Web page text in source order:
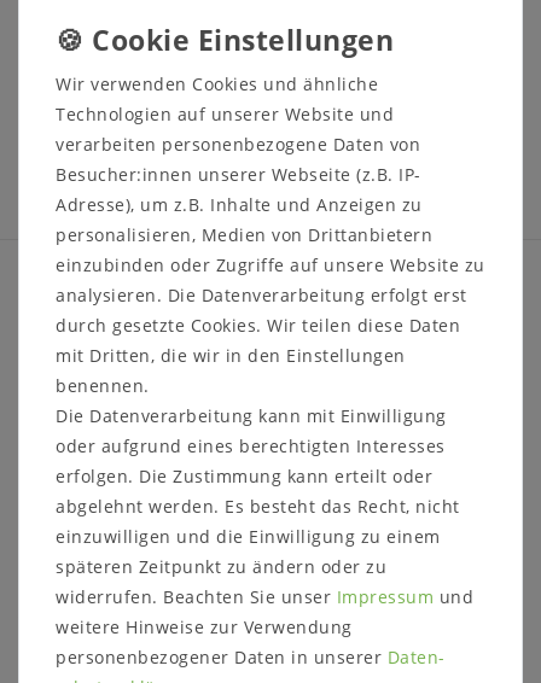
UVP 353,00 €
Ausstellungsstück
INFORMATIONEN
Zahlung
Versand
Impressum
Daten­schutz­erklärung
Barrierefreiheitserklärung
Widerrufs­recht
Kontakt
Vertrag widerrufen
CASA DE MOBILA
Wir verwenden Cookies und ähnliche
Technologien auf unserer Website und
verarbeiten personenbezogene Daten von
Besucher:innen unserer Webseite (z.B. IP-
Adresse), um z.B. Inhalte und Anzeigen zu
personalisieren, Medien von Drittanbietern
einzubinden oder Zugriffe auf unsere Website zu
analysieren. Die Datenverarbeitung erfolgt erst
durch gesetzte Cookies. Wir teilen diese Daten
mit Dritten, die wir in den Einstellungen
benennen.
Die Datenverarbeitung kann mit Einwilligung
oder aufgrund eines berechtigten Interesses
erfolgen. Die Zustimmung kann erteilt oder
abgelehnt werden. Es besteht das Recht, nicht
einzuwilligen und die Einwilligung zu einem
späteren Zeitpunkt zu ändern oder zu
widerrufen. Beachten Sie unser Impressum und
weitere Hinweise zur Verwendung
personenbezogener Daten in unserer Daten­